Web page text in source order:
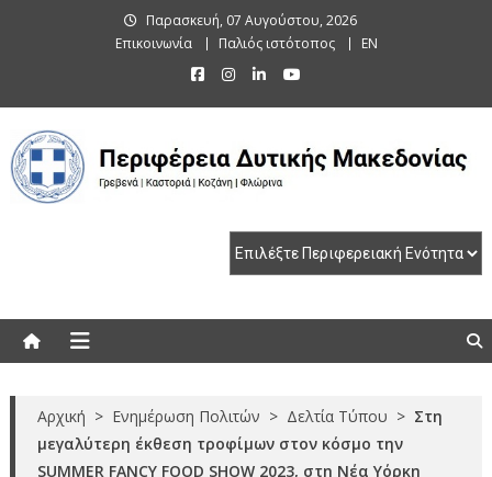
Παρασκευή, 07 Αυγούστου, 2026
Επικοινωνία
Παλιός ιστότοπος EN
Αρχική > Ενημέρωση Πολιτών > Δελτία Τύπου > Στη
μεγαλύτερη έκθεση τροφίμων στον κόσμο την
SUMMER FANCY FOOD SHOW 2023, στη Νέα Υόρκη